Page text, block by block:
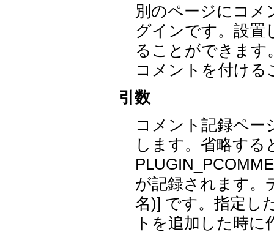
別のページにコメ
グインです。設置
ることができます
コメントを付け
引数
コメント記録ペー
します。省略する
が記録されます。
名)] です。指定し
トを追加した時に